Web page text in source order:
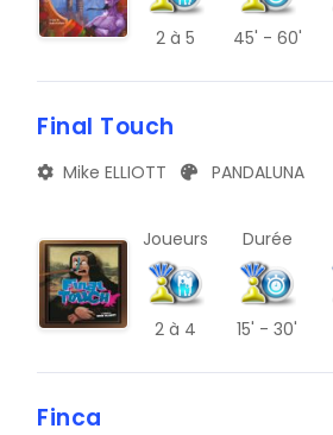
U
Y
B
F
N
R
V
Z
2 à 5 45' - 60'
Final Touch
Mike ELLIOTT PANDALUNA
Joueurs
2 à 4
Durée
15' - 30'
Finca